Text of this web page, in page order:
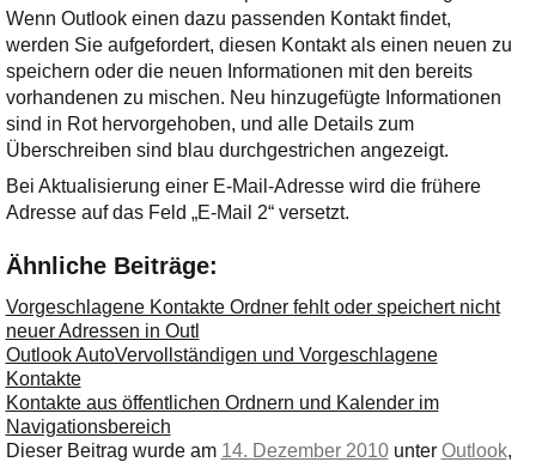
Wenn Outlook einen dazu passenden Kontakt findet,
werden Sie aufgefordert, diesen Kontakt als einen neuen zu
speichern oder die neuen Informationen mit den bereits
vorhandenen zu mischen. Neu hinzugefügte Informationen
sind in Rot hervorgehoben, und alle Details zum
Überschreiben sind blau durchgestrichen angezeigt.
Bei Aktualisierung einer E-Mail-Adresse wird die frühere
Adresse auf das Feld „E-Mail 2“ versetzt.
Ähnliche Beiträge:
Vorgeschlagene Kontakte Ordner fehlt oder speichert nicht
neuer Adressen in Outl
Outlook AutoVervollständigen und Vorgeschlagene
Kontakte
Kontakte aus öffentlichen Ordnern und Kalender im
Navigationsbereich
Dieser Beitrag wurde am 14. Dezember 2010unter Outlook,